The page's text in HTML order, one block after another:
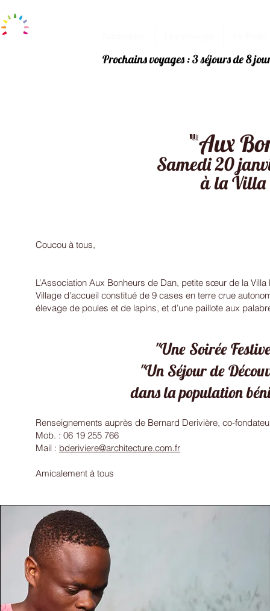
Prochains voyages : 3 séjours de 8
"Aux
Samedi 20
à la Villa
Coucou à tous,
L’Association Aux Bonheurs de Dan, petite sœur de la
Village d’accueil constitué de 9 cases en terre crue
élevage de poules et de lapins, et d’une paillote aux
"Une Soirée
"Un Séjour de
dans la population
Renseignements auprès de Bernard Derivière, co-
Mob. : 06 19 255 766
Mail : bderiviere@architecture.com.fr
Amicalement à tous